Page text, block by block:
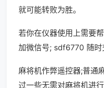
就可能转败为胜。
若你在仪器使用上需要
加微信号; sdf6770 随时
麻将机作弊遥控器;普通
过一些无需对麻将机进